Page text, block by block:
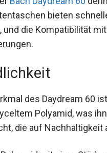
Bach Daydream 60
bieten
die Kompatibilität
des Daydream 60
Polyamid, was